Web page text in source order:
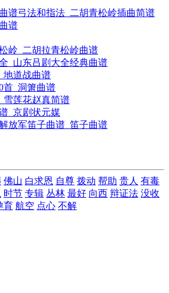
谱弓法和指法_二胡青松岭插曲简谱
谱
岭_二胡拉青松岭曲谱
_山东吕剧大全经典曲谱
地道战曲谱
首_洞箫曲谱
雪莲花赵真简谱
_京剧状元媒
放军笛子曲谱_笛子曲谱
佛山 白求恩 自尊 拨动 帮助 贵人 有毒
时节 专辑 丛林 最好 向西 辩证法 没收
育 航空 点心 不解